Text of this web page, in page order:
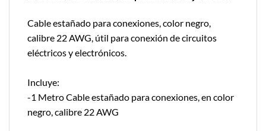
Cable estañado para conexiones, color negro,
calibre 22 AWG, útil para conexión de circuitos
eléctricos y electrónicos.
Incluye:
-1 Metro Cable estañado para conexiones, en color
negro, calibre 22 AWG